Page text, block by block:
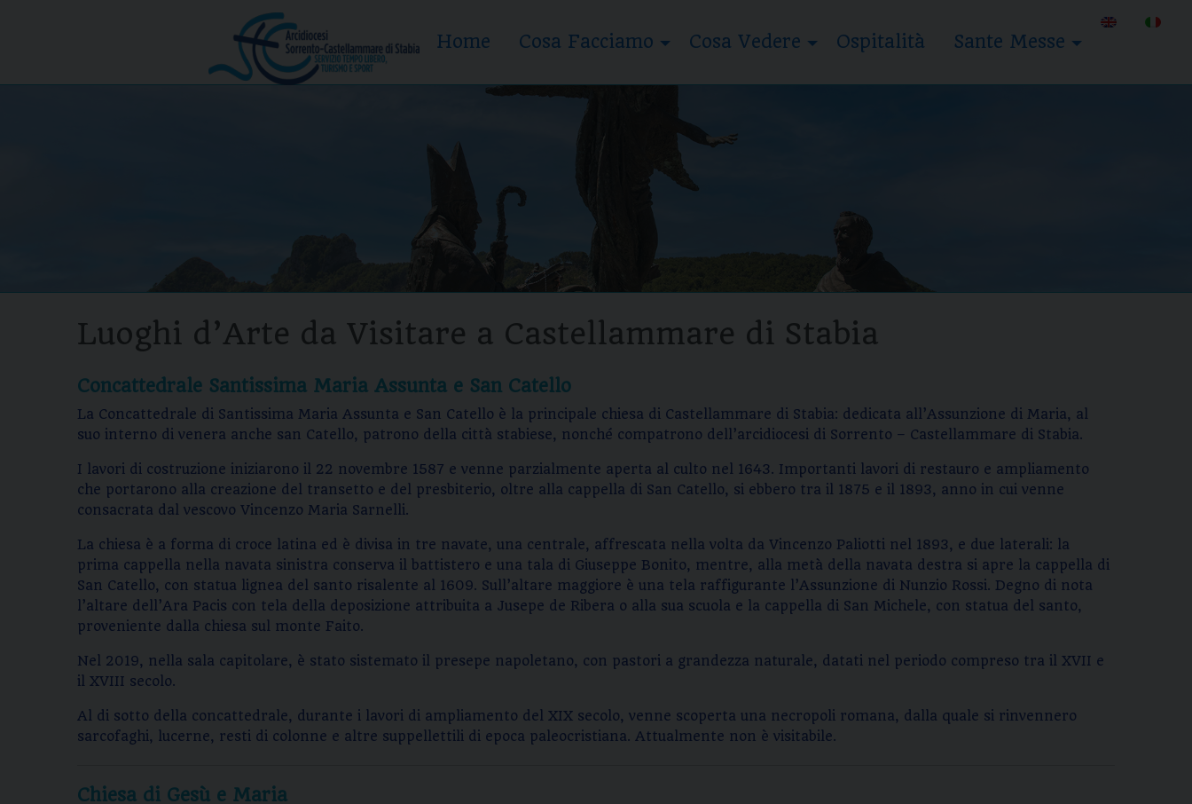
Home Cosa Facciamo Cosa Vedere Ospitalità Sante Messe
Luoghi d’Arte da Visitare a Castellammare di Stabia
Concattedrale Santissima Maria Assunta e San Catello
La Concattedrale di Santissima Maria Assunta e San Catello è la principale chiesa di Castellammare di Stabia: dedicata all’Assunzione di Maria, al
suo interno di venera anche san Catello, patrono della città stabiese, nonché compatrono dell’arcidiocesi di Sorrento – Castellammare di Stabia.
I lavori di costruzione iniziarono il 22 novembre 1587 e venne parzialmente aperta al culto nel 1643. Importanti lavori di restauro e ampliamento
che portarono alla creazione del transetto e del presbiterio, oltre alla cappella di San Catello, si ebbero tra il 1875 e il 1893, anno in cui venne
consacrata dal vescovo Vincenzo Maria Sarnelli.
La chiesa è a forma di croce latina ed è divisa in tre navate, una centrale, affrescata nella volta da Vincenzo Paliotti nel 1893, e due laterali: la
prima cappella nella navata sinistra conserva il battistero e una tala di Giuseppe Bonito, mentre, alla metà della navata destra si apre la cappella di
San Catello, con statua lignea del santo risalente al 1609. Sull’altare maggiore è una tela raffigurante l’Assunzione di Nunzio Rossi. Degno di nota
l’altare dell’Ara Pacis con tela della deposizione attribuita a Jusepe de Ribera o alla sua scuola e la cappella di San Michele, con statua del santo,
proveniente dalla chiesa sul monte Faito.
Nel 2019, nella sala capitolare, è stato sistemato il presepe napoletano, con pastori a grandezza naturale, datati nel periodo compreso tra il XVII e
il XVIII secolo.
Al di sotto della concattedrale, durante i lavori di ampliamento del XIX secolo, venne scoperta una necropoli romana, dalla quale si rinvennero
sarcofaghi, lucerne, resti di colonne e altre suppellettili di epoca paleocristiana. Attualmente non è visitabile.
Chiesa di Gesù e Maria